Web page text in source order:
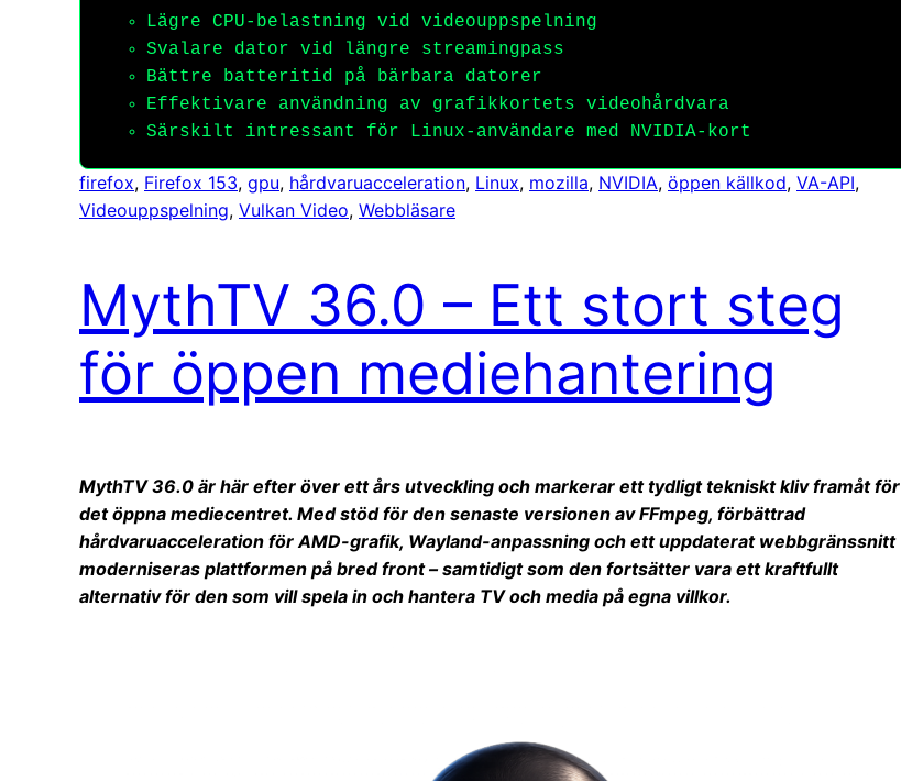
Lägre CPU-belastning vid videouppspelning
Svalare dator vid längre streamingpass
Bättre batteritid på bärbara datorer
Effektivare användning av grafikkortets videohårdvara
Särskilt intressant för Linux-användare med NVIDIA-kort
firefox, Firefox 153, gpu, hårdvaruacceleration, Linux, mozilla, NVIDIA, öppen källkod, VA-API
Videouppspelning, Vulkan Video, Webbläsare
MythTV 36.0 – Ett stort steg
för öppen mediehantering
MythTV 36.0 är här efter över ett års utveckling och markerar ett tydligt tekniskt kliv framåt för
det öppna mediecentret. Med stöd för den senaste versionen av FFmpeg, förbättrad
hårdvaruacceleration för AMD-grafik, Wayland-anpassning och ett uppdaterat webbgränssnitt
moderniseras plattformen på bred front – samtidigt som den fortsätter vara ett kraftfullt
alternativ för den som vill spela in och hantera TV och media på egna villkor.